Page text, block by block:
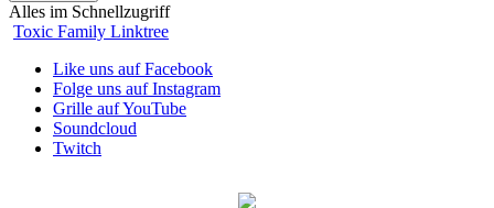
Alles im Schnellzugriff
Toxic Family Linktree
Like uns auf Facebook
Folge uns auf Instagram
Grille auf YouTube
Soundcloud
Twitch